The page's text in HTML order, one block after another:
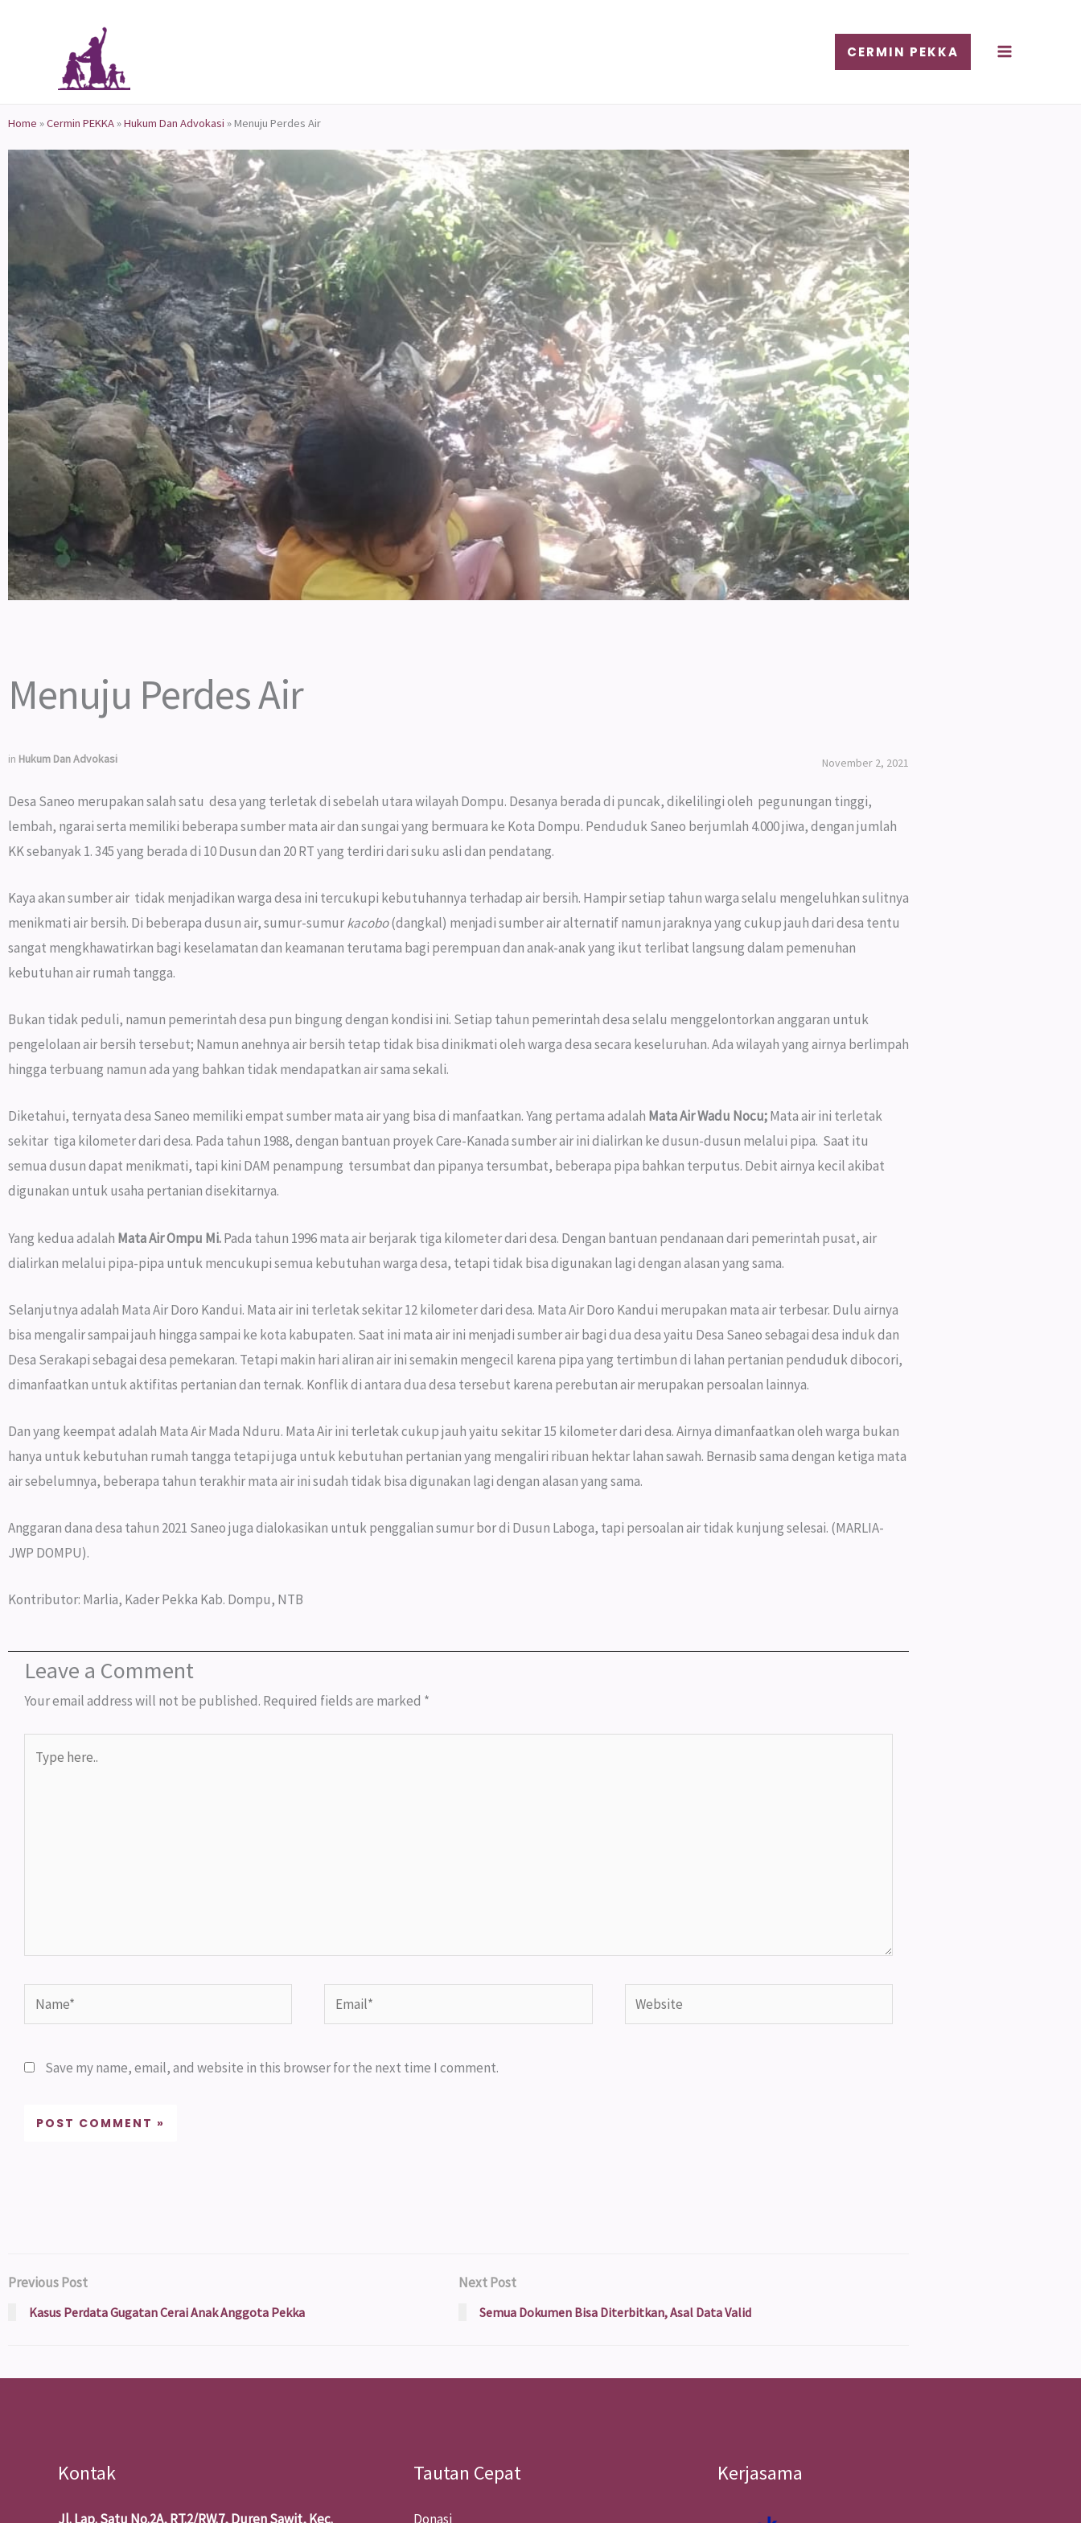
CERMIN PEKKA
Home »Cermin PEKKA»Hukum Dan Advokasi »Menuju Perdes Air
Menuju Perdes Air
in Hukum Dan Advokasi November 2, 2021
Desa Saneo merupakan salah satu desa yang terletak di sebelah utara wilayah Dompu. Desanya berada di puncak, dikelilingi oleh pegunungan tinggi,
lembah, ngarai serta memiliki beberapa sumber mata air dan sungai yang bermuara ke Kota Dompu. Penduduk Saneo berjumlah 4.000 jiwa, dengan jumlah
KK sebanyak 1. 345 yang berada di 10 Dusun dan 20 RT yang terdiri dari suku asli dan pendatang.
Kaya akan sumber air tidak menjadikan warga desa ini tercukupi kebutuhannya terhadap air bersih. Hampir setiap tahun warga selalu mengeluhkan sulitnya
menikmati air bersih. Di beberapa dusun air, sumur-sumurkacobo(dangkal) menjadi sumber air alternatif namun jaraknya yang cukup jauh dari desa tentu
sangat mengkhawatirkan bagi keselamatan dan keamanan terutama bagi perempuan dan anak-anak yang ikut terlibat langsung dalam pemenuhan
kebutuhan air rumah tangga.
Bukan tidak peduli, namun pemerintah desa pun bingung dengan kondisi ini. Setiap tahun pemerintah desa selalu menggelontorkan anggaran untuk
pengelolaan air bersih tersebut; Namun anehnya air bersih tetap tidak bisa dinikmati oleh warga desa secara keseluruhan. Ada wilayah yang airnya berlimpah
hingga terbuang namun ada yang bahkan tidak mendapatkan air sama sekali.
Diketahui, ternyata desa Saneo memiliki empat sumber mata air yang bisa di manfaatkan. Yang pertama adalah Mata Air Wadu Nocu;Mata air ini terletak
sekitar tiga kilometer dari desa. Pada tahun 1988, dengan bantuan proyek Care-Kanada sumber air ini dialirkan ke dusun-dusun melalui pipa. Saat itu
semua dusun dapat menikmati, tapi kini DAM penampung tersumbat dan pipanya tersumbat, beberapa pipa bahkan terputus. Debit airnya kecil akibat
digunakan untuk usaha pertanian disekitarnya.
Yang kedua adalah Mata Air Ompu Mi.Pada tahun 1996 mata air berjarak tiga kilometer dari desa. Dengan bantuan pendanaan dari pemerintah pusat, air
dialirkan melalui pipa-pipa untuk mencukupi semua kebutuhan warga desa, tetapi tidak bisa digunakan lagi dengan alasan yang sama.
Selanjutnya adalah Mata Air Doro Kandui. Mata air ini terletak sekitar 12 kilometer dari desa. Mata Air Doro Kandui merupakan mata air terbesar. Dulu airnya
bisa mengalir sampai jauh hingga sampai ke kota kabupaten. Saat ini mata air ini menjadi sumber air bagi dua desa yaitu Desa Saneo sebagai desa induk dan
Desa Serakapi sebagai desa pemekaran. Tetapi makin hari aliran air ini semakin mengecil karena pipa yang tertimbun di lahan pertanian penduduk dibocori,
dimanfaatkan untuk aktifitas pertanian dan ternak. Konflik di antara dua desa tersebut karena perebutan air merupakan persoalan lainnya.
Dan yang keempat adalah Mata Air Mada Nduru. Mata Air ini terletak cukup jauh yaitu sekitar 15 kilometer dari desa. Airnya dimanfaatkan oleh warga bukan
hanya untuk kebutuhan rumah tangga tetapi juga untuk kebutuhan pertanian yang mengaliri ribuan hektar lahan sawah. Bernasib sama dengan ketiga mata
air sebelumnya, beberapa tahun terakhir mata air ini sudah tidak bisa digunakan lagi dengan alasan yang sama.
Anggaran dana desa tahun 2021 Saneo juga dialokasikan untuk penggalian sumur bor di Dusun Laboga, tapi persoalan air tidak kunjung selesai. (MARLIA-
JWP DOMPU).
Kontributor: Marlia, Kader Pekka Kab. Dompu, NTB
Leave a Comment
Your email address will not be published. Required fields are marked *
here..
Name* Email* Website
Save my name, email, and website in this browser for the next time I comment.
Previous Post
Kasus Perdata Gugatan Cerai Anak Anggota Pekka
Next Post
Semua Dokumen Bisa Diterbitkan, Asal Data Valid
Kontak
Jl. Lap. Satu No.2A, RT.2/RW.7, Duren Sawit, Kec.
Tautan Cepat
Donasi
Kerjasama